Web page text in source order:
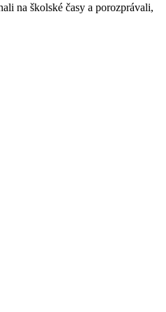
na školské časy a porozprávali,